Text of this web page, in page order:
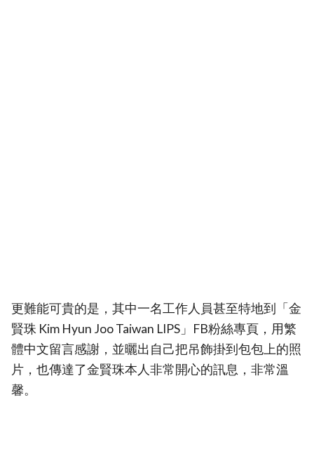
更難能可貴的是，其中一名工作人員甚至特地到「金
賢珠 Kim Hyun Joo Taiwan LIPS」FB粉絲專頁，用繁
體中文留言感謝，並曬出自己把吊飾掛到包包上的照
片，也傳達了金賢珠本人非常開心的訊息，非常溫
馨。